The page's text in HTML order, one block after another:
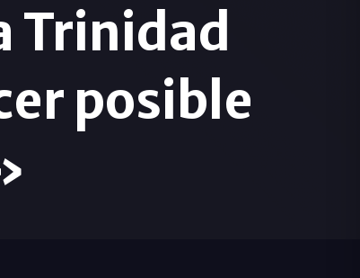
Trinidad
posible